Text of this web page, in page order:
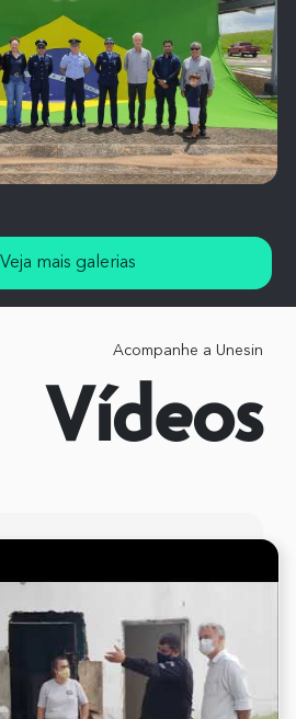
Veja mais galerias
Acompanhe a Unesin
Vídeos